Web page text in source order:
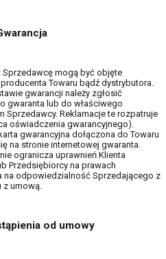
mogą być objęte
Towaru bądź dystrybutora.
gwarancji należy zgłosić
gwaranta lub do właściwego
Sprzedawcy. Reklamacje te rozpatruje
oświadczenia gwarancyjnego).
gwarancyjna dołączona do Towaru
na stronie internetowej gwaranta.
ogranicza uprawnień Klienta
Przedsiębiorcy na prawach
na odpowiedzialność Sprzedającego z
z umową.
od umowy